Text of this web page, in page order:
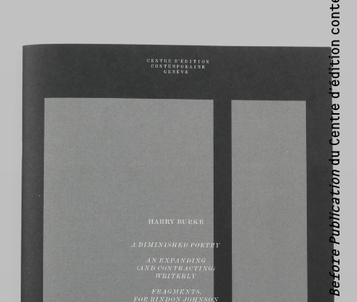
Before Publication
du